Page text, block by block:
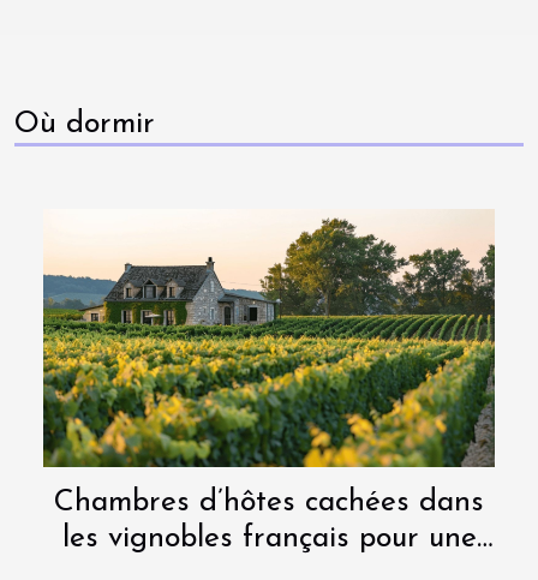
Où dormir
Chambres d’hôtes cachées dans
les vignobles français pour une